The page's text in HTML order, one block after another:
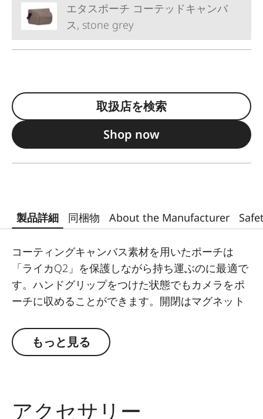
エタスポーチ コーテッドキャンバ
ス, stone grey
取扱店を検索
Shop now
製品詳細 同梱物 About the Manufacturer
コーティングキャンバス素材を用いたポーチは
「ライカQ2」を保護しながら持ち運ぶのに最適で
す。ハンドグリップをつけた状態でもカメラをポ
ーチに収めることができます。開閉はマグネット
グレー、レッドの3色をラインアップしています。
もっと見る
アクセサリー